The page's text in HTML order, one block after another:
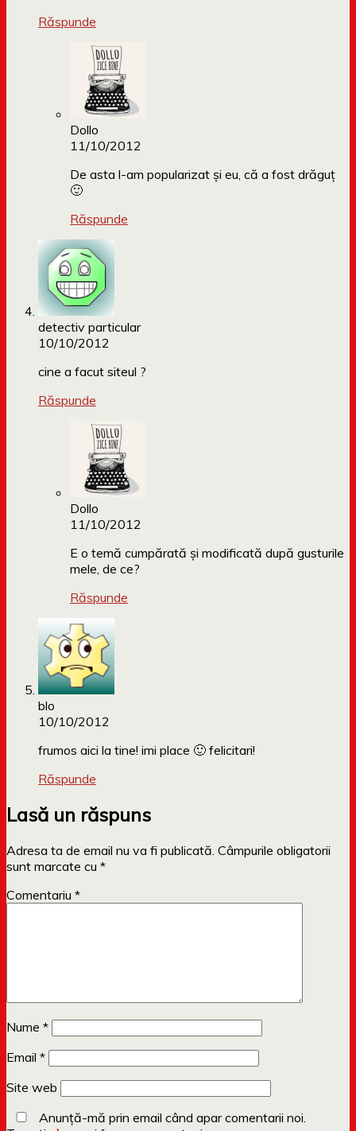
Răspunde
Dollo
11/10/2012
De asta l-am popularizat și eu, că a fost drăguț
🙂
Răspunde
detectiv particular
10/10/2012
cine a facut siteul ?
Răspunde
Dollo
11/10/2012
E o temă cumpărată și modificată după gusturile
mele, de ce?
Răspunde
blo
10/10/2012
frumos aici la tine! imi place 🙂 felicitari!
Răspunde
Lasă un răspuns
Adresa ta de email nu va fi publicată. Câmpurile obligatorii
sunt marcate cu *
Comentariu *
Nume *
Email *
Site web
Anunță-mă prin email când apar comentarii noi.